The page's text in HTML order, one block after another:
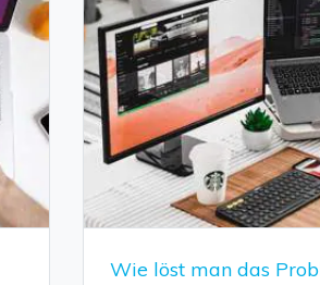
Wie löst man das